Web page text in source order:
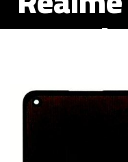
) /